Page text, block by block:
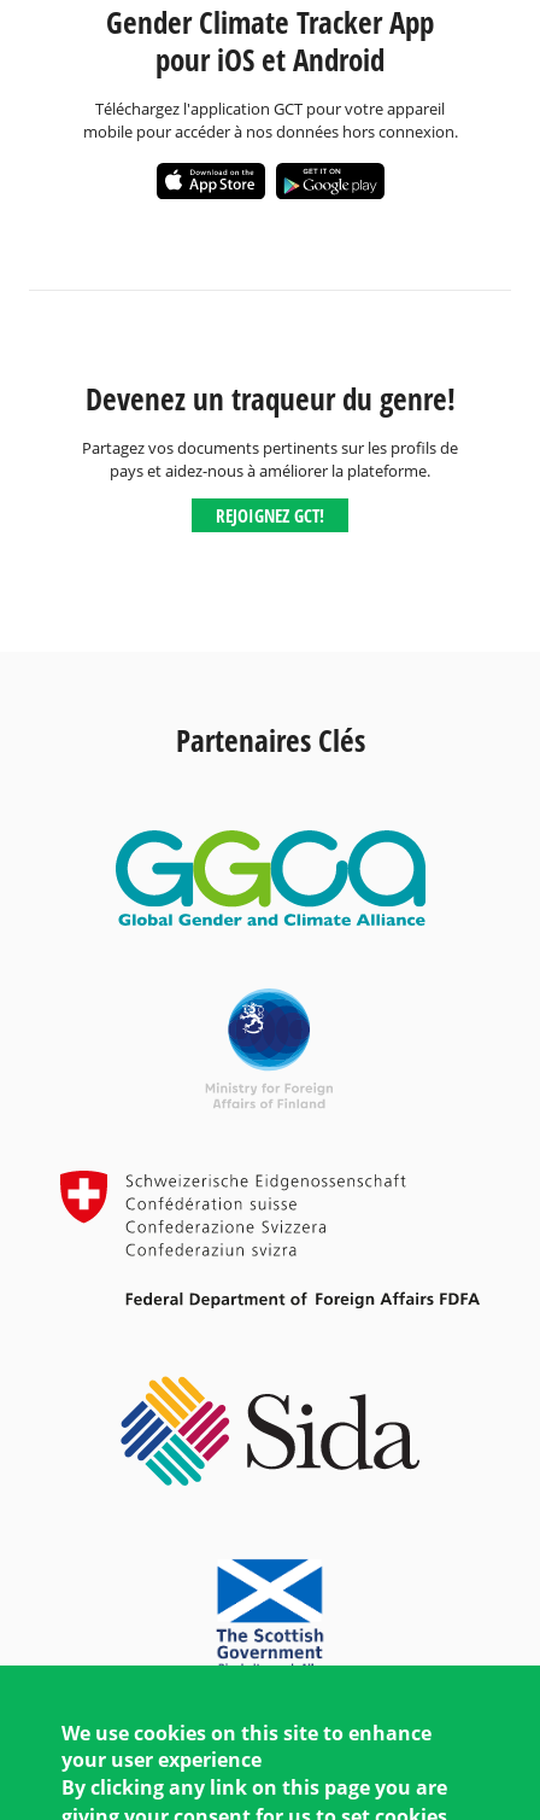
Gender Climate Tracker App
pour iOS et Android
Téléchargez l'application GCT pour votre appareil
mobile pour accéder à nos données hors connexion.
Devenez un traqueur du genre!
Partagez vos documents pertinents sur les profils de
pays et aidez-nous à améliorer la plateforme.
REJOIGNEZ GCT!
Partenaires Clés
We use cookies on this site to enhance
your user experience
By clicking any link on this page you are